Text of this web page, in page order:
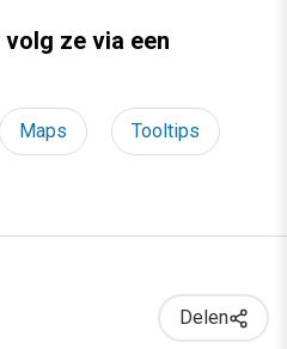
ze via een
Maps Tooltips
Delen